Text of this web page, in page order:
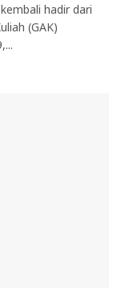
hadir dari
(GAK)